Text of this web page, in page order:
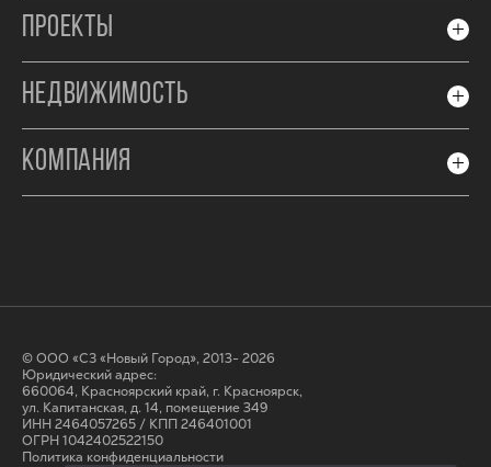
ПРОЕКТЫ
НЕДВИЖИМОСТЬ
КОМПАНИЯ
© ООО «СЗ «Новый Город», 2013- 2026
Юридический адрес:
660064, Красноярский край, г. Красноярск,
ул. Капитанская, д. 14, помещение 349
ИНН 2464057265 / КПП 246401001
ОГРН 1042402522150
Политика конфиденциальности